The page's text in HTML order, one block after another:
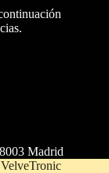
Madrid
VelveTronic